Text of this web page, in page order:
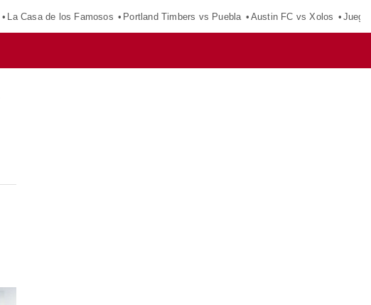
La Casa de los Famosos Portland Timbers vs Puebla Austin FC vs Xolos